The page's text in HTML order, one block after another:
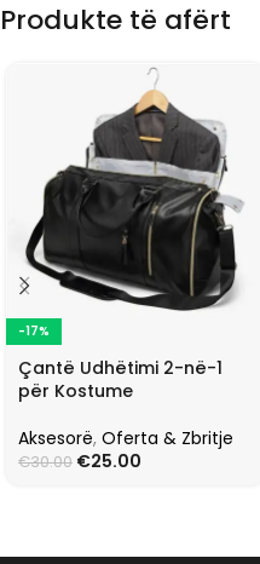
Produkte të afërt
-17%
Çantë Udhëtimi 2-në-1
për Kostume
Aksesorë, Oferta & Zbritje
€30.00 €25.00